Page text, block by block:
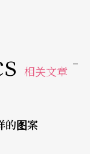
喜的结局。
止，四十三
多个电影版
相关文章
的图案